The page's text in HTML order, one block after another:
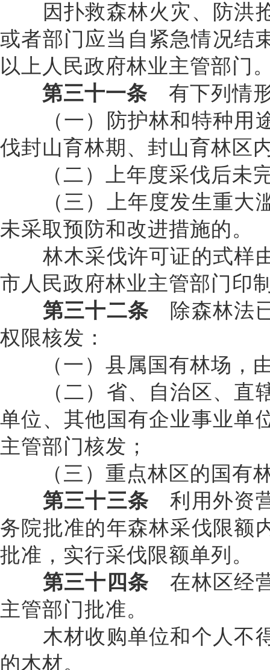
因扑救森林火灾、防洪抢
或者部门应当自紧急情况结
以上人民政府林业主管部门
第三十一条 有下列情
（一）防护林和特种用途
伐封山育林期、封山育林区
（二）上年度采伐后未完
（三）上年度发生重大滥
未采取预防和改进措施的。
林木采伐许可证的式样由
市人民政府林业主管部门印
第三十二条 除森林法
权限核发：
（一）县属国有林场，由
（二）省、自治区、直辖
单位、其他国有企业事业单
主管部门核发；
（三）重点林区的国有林
第三十三条 利用外资
务院批准的年森林采伐限额
批准，实行采伐限额单列。
第三十四条 在林区经
主管部门批准。
木材收购单位和个人不得
的木材。